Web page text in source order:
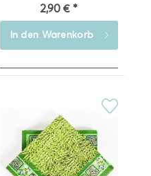
2,90 € *
In den Warenkorb